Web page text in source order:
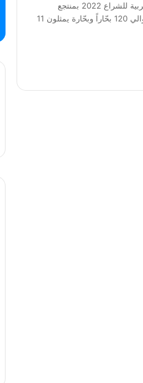
انطلقت منافسات البطولة العربية للشراع 2022 بمنتجع
بارسيلو المصنعة، بمشاركة حوالي 120 بحّاراً وبحّارة يمثلون 11